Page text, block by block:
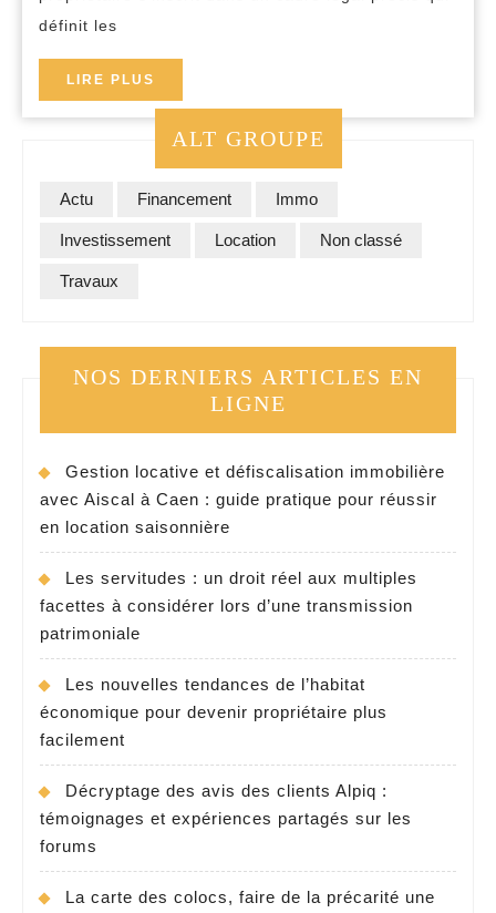
propriétaire
?
Le
guide
complet
des
définit les
LIRE PLUS
PLUS
ALT GROUPE
Actu Financement Immo
Investissement Location Non classé
Travaux
NOS DERNIERS ARTICLES EN
LIGNE
Gestion locative et défiscalisation immobilière
avec Aiscal à Caen : guide pratique pour réussir
en location saisonnière
Les servitudes : un droit réel aux multiples
facettes à considérer lors d’une transmission
patrimoniale
Les nouvelles tendances de l’habitat
économique pour devenir propriétaire plus
facilement
Décryptage des avis des clients Alpiq :
témoignages et expériences partagés sur les
forums
La carte des colocs, faire de la précarité une